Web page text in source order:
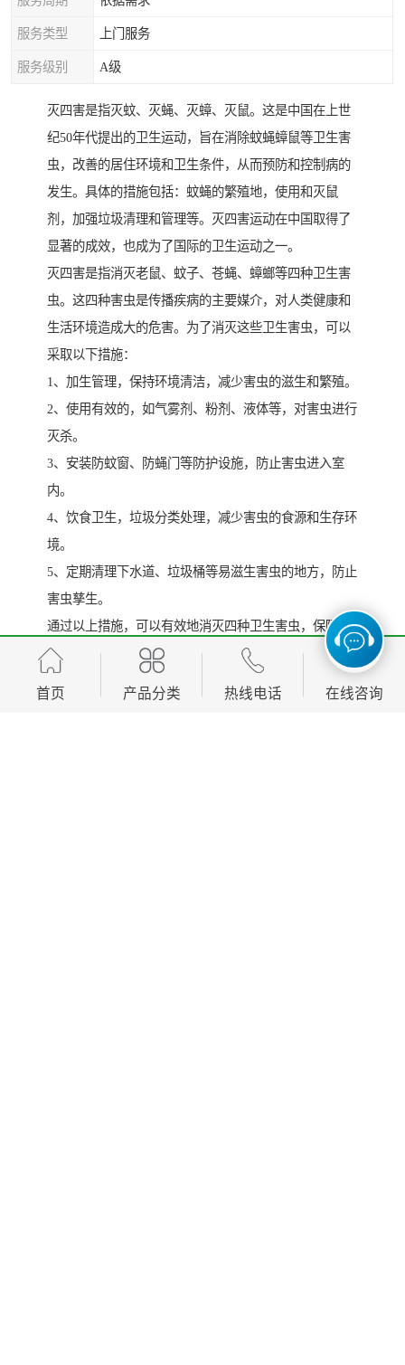
服务类型 上门服务
服务级别 A级
灭四害是指灭蚊、灭蝇、灭蟑、灭鼠。这是中国在上世
纪50年代提出的卫生运动，旨在消除蚊蝇蟑鼠等卫生害
虫，改善的居住环境和卫生条件，从而预防和控制病的
发生。具体的措施包括：蚊蝇的繁殖地，使用和灭鼠
剂，加强垃圾清理和管理等。灭四害运动在中国取得了
显著的成效，也成为了国际的卫生运动之一。
灭四害是指消灭老鼠、蚊子、苍蝇、蟑螂等四种卫生害
虫。这四种害虫是传播疾病的主要媒介，对人类健康和
生活环境造成大的危害。为了消灭这些卫生害虫，可以
采取以下措施：
1、加生管理，保持环境清洁，减少害虫的滋生和繁殖。
2、使用有效的，如气雾剂、粉剂、液体等，对害虫进行
灭杀。
3、安装防蚊窗、防蝇门等防护设施，防止害虫进入室
内。
4、饮食卫生，垃圾分类处理，减少害虫的食源和生存环
境。
5、定期清理下水道、垃圾桶等易滋生害虫的地方，防止
害虫孳生。
通过以上措施，可以有效地消灭四种卫生害虫，保障人
类健康和生活环境的卫生和安全。
首页 产品分类 热线电话 在线咨询